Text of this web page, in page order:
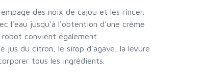
des noix de cajou et les rincer.
l'eau jusqu'à l'obtention d'une crème
convient également.
jus du citron, le sirop d'agave, la levure
tous les ingrédients.